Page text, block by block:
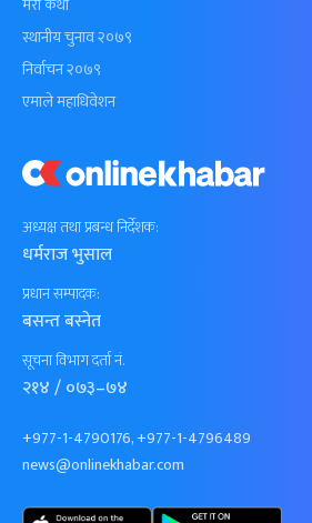
अध्यक्ष तथा प्रबन्ध निर्देशक:
धर्मराज भुसाल
प्रधान सम्पादक:
बसन्त बस्नेत
सूचना विभाग दर्ता नं.
२१४ / ०७३–७४
+977-1-4790176, +977-1-4796489
news@onlinekhabar.com
स्थानीय चुनाव २०७९
निर्वाचन २०७९
एमाले महाधिवेशन